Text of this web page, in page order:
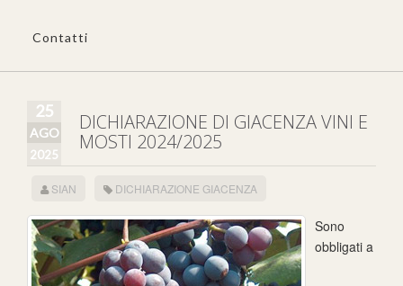
Contatti
25
AGO
2025
DICHIARAZIONE DI GIACENZA VINI E
MOSTI 2024/2025
SIAN DICHIARAZIONE GIACENZA
Sono
obbligati a